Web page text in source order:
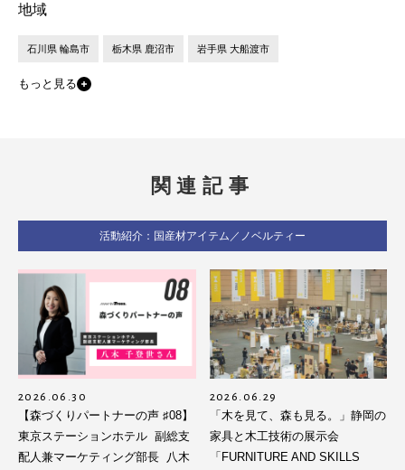
地域
石川県 輪島市 栃木県 鹿沼市 岩手県 大船渡市
もっと見る
関連記事
活動紹介：国産材アイテム／ノベルティー
2026.06.30
【森づくりパートナーの声 ♯08】
東京ステーションホテル 副総支
配人兼マーケティング部長 八木
2026.06.29
「木を見て、森も見る。」静岡の
家具と木工技術の展示会
「FURNITURE AND SKILLS